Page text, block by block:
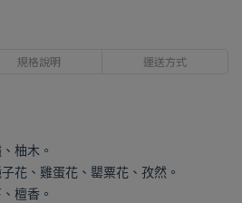
規格說明 運送方式
柚木。
花、雞蛋花、罌粟花、孜然。
檀香。